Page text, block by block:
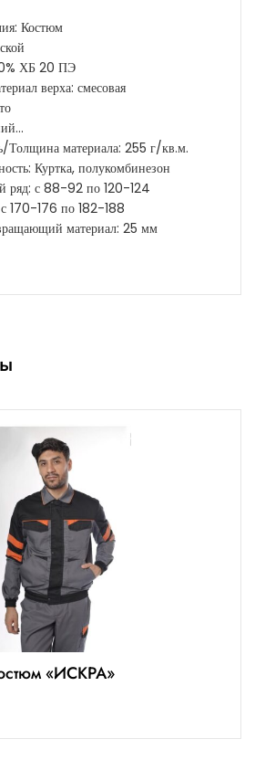
Костюм
ХБ 20 ПЭ
верха: смесовая
Толщина материала: 255 г/кв.м.
Куртка, полукомбинезон
ряд: с 88-92 по 120-124
с 170-176 по 182-188
материал: 25 мм
«ИСКРА»